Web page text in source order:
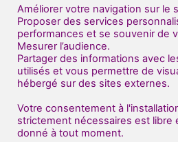
07 81 70 70
Nous venons de
(en face de BUT :
Centre
Entrée gauche -
2 route de
05000
Améliorer votre navigation sur le
Proposer des services
performances et se souvenir de
Mesurer l’audience.
Partager des informations avec
utilisés et vous permettre de
hébergé sur des sites externes.
Votre consentement à
strictement nécessaires est libre
donné à tout moment.